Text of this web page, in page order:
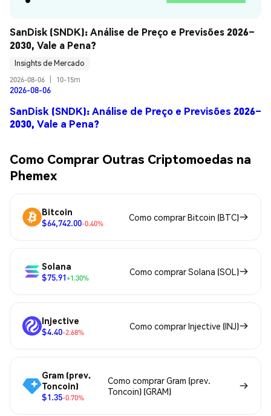
SanDisk (SNDK): Análise de Preço e Previsões 2026–
2030, Vale a Pena?
Insights de Mercado
2026-08-06
10-15m
2026-08-06
SanDisk (SNDK): Análise de Preço e Previsões 2026–
2030, Vale a Pena?
Como Comprar Outras Criptomoedas na
Phemex
Bitcoin
$64,742.00-0.40%
Como comprar Bitcoin (BTC)
Solana
$75.91+1.30%
Como comprar Solana (SOL)
Injective
$4.40-2.68%
Como comprar Injective (INJ)
Gram (prev.
Toncoin)
$1.35-0.70%
Como comprar Gram (prev.
Toncoin) (GRAM)